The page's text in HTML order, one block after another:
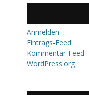
Anmelden
Eintrags-Feed
Kommentar-Feed
WordPress.org